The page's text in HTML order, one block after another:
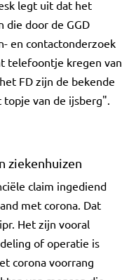
legt uit dat het
die door de GGD
en contactonderzoek
telefoontje kregen van
FD zijn de bekende
van de ijsberg".
ziekenhuizen
claim ingediend
met corona. Dat
Het zijn vooral
of operatie is
corona voorrang